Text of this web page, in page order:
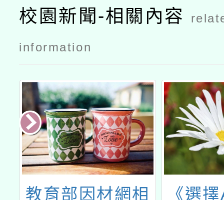
能力增能研
習」公文大
溪國中
能力增能研
習」公文
校園新聞-相關內容
information
教育部因材網相 《選